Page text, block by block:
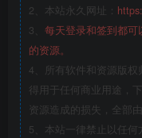
2、本站永久网址：
3、 每天登录和签到都
的资源。
4、所有软件和资源版
得用于任何商业用途，
资源造成的损失，全部
5、本站一律禁止以任何